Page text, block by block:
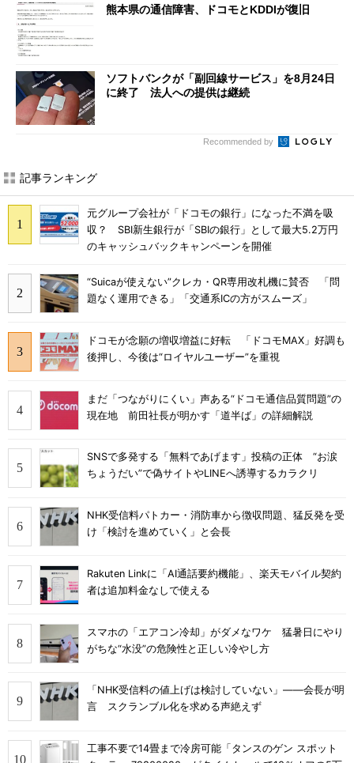
熊本県の通信障害、ドコモとKDDIが復旧
ソフトバンクが「副回線サービス」を8月24日
に終了 法人への提供は継続
Recommended by
記事ランキング
元グループ会社が「ドコモの銀行」になった不満を吸
収？ SBI新生銀行が「SBIの銀行」として最大5.2万円
のキャッシュバックキャンペーンを開催
“Suicaが使えない”クレカ・QR専用改札機に賛否 「問
題なく運用できる」「交通系ICの方がスムーズ」
ドコモが念願の増収増益に好転 「ドコモMAX」好調も
後押し、今後は“ロイヤルユーザー”を重視
まだ「つながりにくい」声ある“ドコモ通信品質問題”の
現在地 前田社長が明かす「道半ば」の詳細解説
SNSで多発する「無料であげます」投稿の正体 “お涙
ちょうだい”で偽サイトやLINEへ誘導するカラクリ
NHK受信料パトカー・消防車から徴収問題、猛反発を受
け「検討を進めていく」と会長
Rakuten Linkに「AI通話要約機能」、楽天モバイル契約
者は追加料金なしで使える
スマホの「エアコン冷却」がダメなワケ 猛暑日にやり
がちな“水没”の危険性と正しい冷やし方
「NHK受信料の値上げは検討していない」――会長が明
言 スクランブル化を求める声絶えず
工事不要で14畳まで冷房可能「タンスのゲン スポット